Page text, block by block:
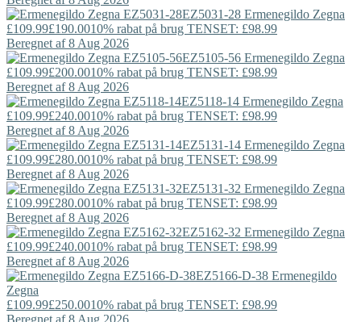
EZ5031-28 Ermenegildo Zegna
£109.99£190.0010% rabat på brug TENSET: £98.99
Beregnet af 8 Aug 2026
EZ5105-56 Ermenegildo Zegna
£109.99£200.0010% rabat på brug TENSET: £98.99
Beregnet af 8 Aug 2026
EZ5118-14 Ermenegildo Zegna
£109.99£240.0010% rabat på brug TENSET: £98.99
Beregnet af 8 Aug 2026
EZ5131-14 Ermenegildo Zegna
£109.99£280.0010% rabat på brug TENSET: £98.99
Beregnet af 8 Aug 2026
EZ5131-32 Ermenegildo Zegna
£109.99£280.0010% rabat på brug TENSET: £98.99
Beregnet af 8 Aug 2026
EZ5162-32 Ermenegildo Zegna
£109.99£240.0010% rabat på brug TENSET: £98.99
Beregnet af 8 Aug 2026
EZ5166-D-38 Ermenegildo
Zegna
£109.99£250.0010% rabat på brug TENSET: £98.99
Beregnet af 8 Aug 2026